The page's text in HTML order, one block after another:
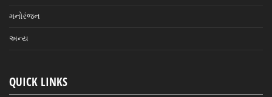
મનોરંજન
અન્ય
QUICK LINKS